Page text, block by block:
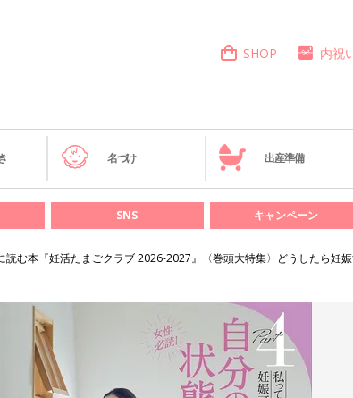
SHOP 内祝
名づけ 出産準備
SNS キャンペーン
む本『妊活たまごクラブ 2026-2027』〈巻頭大特集〉どうしたら妊